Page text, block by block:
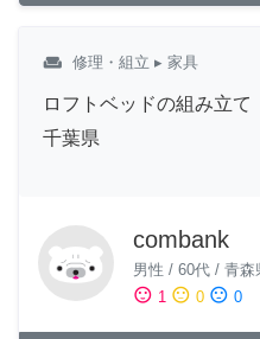
weekend 修理・組立 ▸ 家具
ロフトベッドの組み立て
千葉県
combank
男性 / 60代 / 青森
sentiment_satisfied 1 sentiment_neutral 0 sentiment_dissatisfied 0